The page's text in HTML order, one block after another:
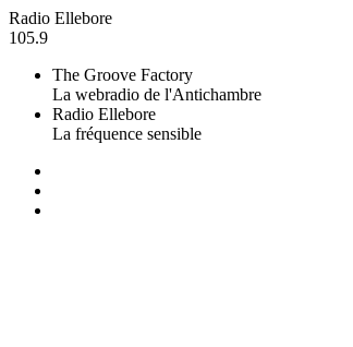
Radio Ellebore
105.9
The Groove Factory
La webradio de l'Antichambre
Radio Ellebore
La fréquence sensible